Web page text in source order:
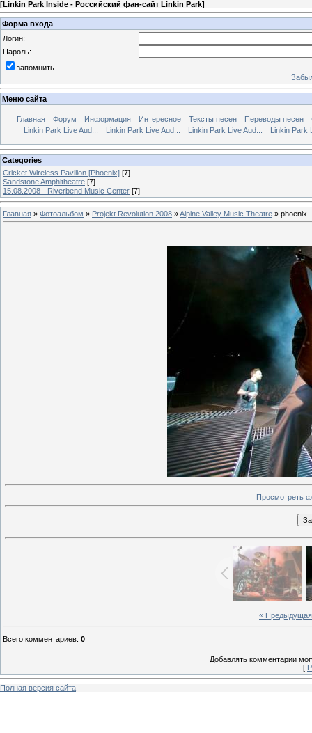
[Linkin Park Inside - Российский фан-сайт Linkin Park]
Форма входа
Логин:
Пароль:
запомнить
Меню сайта
Главная Форум Информация Интересное Тексты песен Переводы песен
Linkin Park Live Aud...
Linkin Park Live Aud... Linkin Park Live Aud... Linkin Park
Categories
Cricket Wireless Pavilion [Phoenix] [7]
Sandstone Amphitheatre [7]
15.08.2008 - Riverbend Music Center [7]
Главная » Фотоальбом » Projekt Revolution 2008 »Alpine Valley Music Theatre » phoenix
Просмотреть
« Предыдущая
Всего комментариев: 0
Добавлять комментарии
[
Полная версия сайта